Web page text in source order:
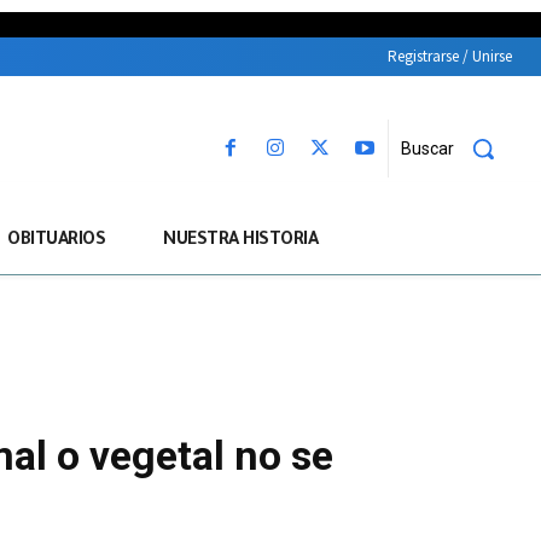
Registrarse / Unirse
Buscar
OBITUARIOS NUESTRA HISTORIA
o vegetal no se